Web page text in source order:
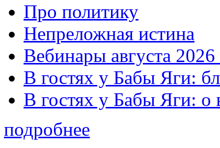
Про политику
Непреложная истина
Вебинары августа 2026
В гостях у Бабы Яги:
В гостях у Бабы Яги:
подробнее